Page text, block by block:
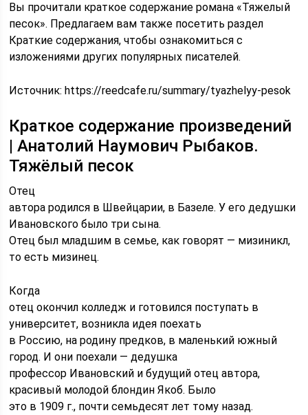
Вы прочитали краткое содержание романа «Тяжелый
песок». Предлагаем вам также посетить раздел
Краткие содержания, чтобы ознакомиться с
изложениями других популярных писателей.
Источник:https://reedcafe.ru/summary/tyazhelyy-pesok
Краткое содержание произведений
| Анатолий Наумович Рыбаков.
Тяжёлый песок
Отец
автора родился в Швейцарии, в Базеле. У его дедушки
Ивановского было три сына.
Отец был младшим в семье, как говорят — мизиникл,
то есть мизинец.
Когда
отец окончил колледж и готовился поступать в
университет, возникла идея поехать
в Россию, на родину предков, в маленький южный
город. И они поехали — дедушка
профессор Ивановский и будущий отец автора,
красивый молодой блондин Якоб. Было
это в 1909 г., почти семьдесят лет тому назад.